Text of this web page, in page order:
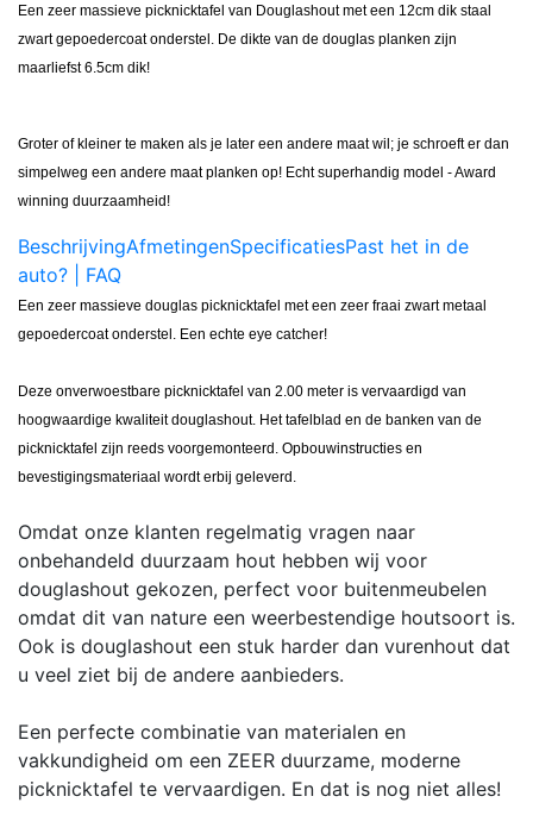
Een zeer massieve picknicktafel van Douglashout met een 12cm dik staal
zwart gepoedercoat onderstel. De dikte van de douglas planken zijn
maarliefst 6.5cm dik!
Groter of kleiner te maken als je later een andere maat wil; je schroeft er dan
simpelweg een andere maat planken op! Echt superhandig model - Award
winning duurzaamheid!
BeschrijvingAfmetingenSpecificatiesPast het in de
auto? | FAQ
Een zeer massieve douglas picknicktafel met een zeer fraai zwart metaal
gepoedercoat onderstel. Een echte eye catcher!
Deze onverwoestbare picknicktafel van 2.00 meter is vervaardigd van
hoogwaardige kwaliteit douglashout. Het tafelblad en de banken van de
picknicktafel zijn reeds voorgemonteerd. Opbouwinstructies en
bevestigingsmateriaal wordt erbij geleverd.
Omdat onze klanten regelmatig vragen naar
onbehandeld duurzaam hout hebben wij voor
douglashout gekozen, perfect voor buitenmeubelen
omdat dit van nature een weerbestendige houtsoort is.
Ook is douglashout een stuk harder dan vurenhout dat
u veel ziet bij de andere aanbieders.
Een perfecte combinatie van materialen en
vakkundigheid om een ZEER duurzame, moderne
picknicktafel te vervaardigen. En dat is nog niet alles!